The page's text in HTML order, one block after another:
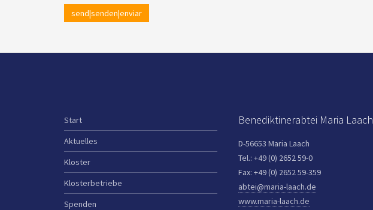
send|senden|enviar
Start
Aktuelles
Kloster
Klosterbetriebe
Spenden
Benediktinerabtei Maria Laach
D-56653 Maria Laach
Tel.: +49 (0) 2652 59-0
Fax: +49 (0) 2652 59-359
abtei@maria-laach.de
www.maria-laach.de